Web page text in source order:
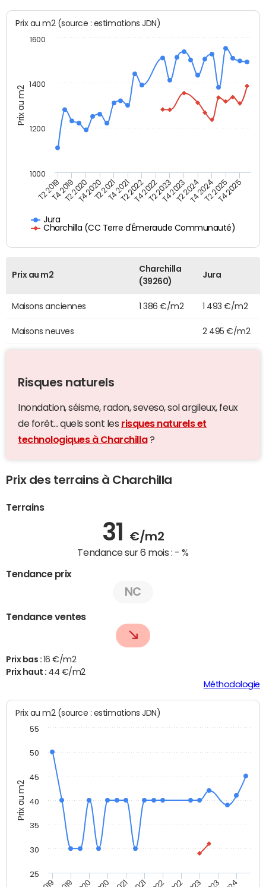
Prix au m2
Prix au m2 (source : estimations JDN)
Jura
Charchilla (CC Terre d'Émeraude Communauté)
T2 2019T4 2019T2 2020T4 2020T2 2021T4 2021T2 2022T4 2022T2 2023T4 2023T2 2024T4 2024T2 2025T4 2025
1000
1200
1400
1600
Prix au m2
Charchilla
(39260)
Jura
Maisons anciennes 1 386 €/m2 1 493 €/m2
Maisons neuves 2 495 €/m2
Risques naturels
Inondation, séisme, radon, seveso, sol argileux, feux
de forêt... quels sont les risques naturels et
technologiques à Charchilla?
Prix des terrains à Charchilla
Terrains
31 €/m2
Tendance sur 6 mois : - %
Tendance prix
NC
Tendance ventes
Prix bas : 16 €/m2
Prix haut : 44 €/m2
Méthodologie
Prix au m2
Prix au m2 (source : estimations JDN)
25
30
35
40
45
50
55